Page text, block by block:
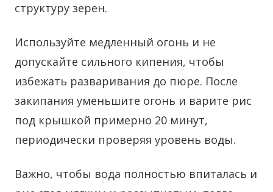
структуру зерен.
Используйте медленный огонь и не
допускайте сильного кипения, чтобы
избежать разваривания до пюре. После
закипания уменьшите огонь и варите рис
под крышкой примерно 20 минут,
периодически проверяя уровень воды.
Важно, чтобы вода полностью впиталась и